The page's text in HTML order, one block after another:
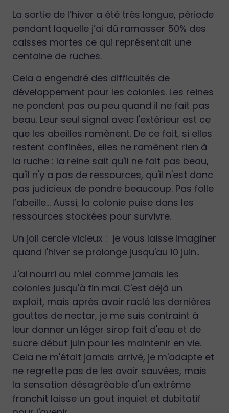
La sortie de l’hiver a été très longue, période
pendant laquelle j’ai dû ramasser 50% des
caisses mortes ce qui représentait une
centaine de ruches.
Cela a engendré des difficultés de
développement pour les colonies. Les reines
ne pondent pas ou peu quand il ne fait pas
beau. Leur seul signal avec l'extérieur est ce
que les abeilles ramènent. De ce fait, si elles
restent confinées, elles ne ramènent rien à
la ruche : la reine sait qu'il ne fait pas beau,
qu'il n'y a pas de ressources, qu'il n'est donc
pas judicieux de pondre beaucoup. Pas folle
l’abeille… Aussi, la colonie puise dans les
ressources stockées pour survivre.
Un joli cercle vicieux : je vous laisse imaginer
quand l'hiver se prolonge jusqu'au 10 juin..
J'ai nourri au miel comme jamais les
colonies jusqu'à fin mai. C'est déjà un
exploit, mais après avoir raclé les dernières
gouttes de nectar, je me suis contraint à
leur donner un léger sirop fait d'eau et de
sucre début juin pour les maintenir en vie.
Cela ne m'était jamais arrivé, je m'adapte et
ne regrette pas de les avoir sauvées, mais
la sensation désagréable d'un extrême
franchit laisse un gout inquiet et dubitatif